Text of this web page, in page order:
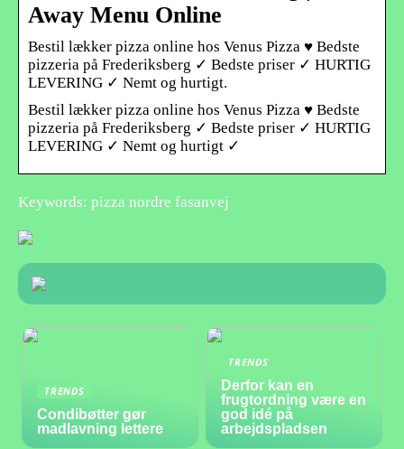
Away Menu Online
Bestil lækker pizza online hos Venus Pizza ♥ Bedste
pizzeria på Frederiksberg ✓ Bedste priser ✓ HURTIG
LEVERING ✓ Nemt og hurtigt.
Bestil lækker pizza online hos Venus Pizza ♥ Bedste
pizzeria på Frederiksberg ✓ Bedste priser ✓ HURTIG
LEVERING ✓ Nemt og hurtigt ✓
Keywords: pizza nordre fasanvej
TRENDS
Condibøtter gør
madlavning lettere
TRENDS
Derfor kan en
frugtordning være en
god idé på
arbejdspladsen